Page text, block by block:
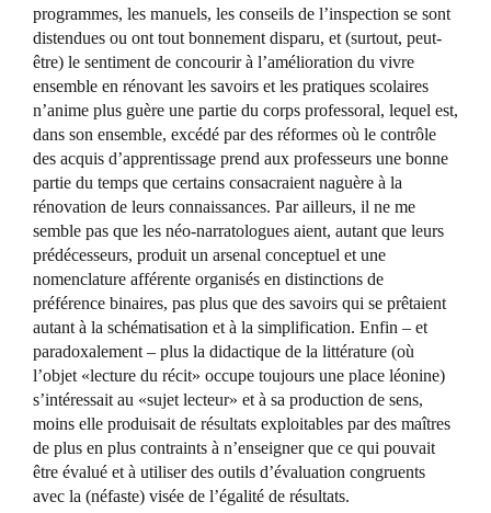
programmes, les manuels, les conseils de l’inspection se sont
distendues ou ont tout bonnement disparu, et (surtout, peut-
être) le sentiment de concourir à l’amélioration du vivre
ensemble en rénovant les savoirs et les pratiques scolaires
n’anime plus guère une partie du corps professoral, lequel est,
dans son ensemble, excédé par des réformes où le contrôle
des acquis d’apprentissage prend aux professeurs une bonne
partie du temps que certains consacraient naguère à la
rénovation de leurs connaissances. Par ailleurs, il ne me
semble pas que les néo-narratologues aient, autant que leurs
prédécesseurs, produit un arsenal conceptuel et une
nomenclature afférente organisés en distinctions de
préférence binaires, pas plus que des savoirs qui se prêtaient
autant à la schématisation et à la simplification. Enfin – et
paradoxalement – plus la didactique de la littérature (où
l’objet «lecture du récit» occupe toujours une place léonine)
s’intéressait au «sujet lecteur» et à sa production de sens,
moins elle produisait de résultats exploitables par des maîtres
de plus en plus contraints à n’enseigner que ce qui pouvait
être évalué et à utiliser des outils d’évaluation congruents
avec la (néfaste) visée de l’égalité de résultats.